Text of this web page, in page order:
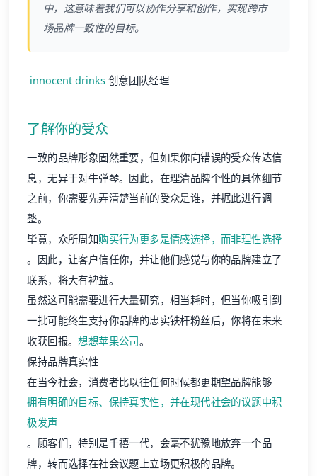
中，这意味着我们可以协作分享和创作，实现跨市
场品牌一致性的目标。
innocent drinks创意团队经理
了解你的受众
一致的品牌形象固然重要，但如果你向错误的受众传达信
息，无异于对牛弹琴。因此，在理清品牌个性的具体细节
之前，你需要先弄清楚当前的受众是谁，并据此进行调
整。
毕竟，众所周知购买行为更多是情感选择，而非理性选择
。因此，让客户信任你，并让他们感觉与你的品牌建立了
联系，将大有裨益。
虽然这可能需要进行大量研究，相当耗时，但当你吸引到
一批可能终生支持你品牌的忠实铁杆粉丝后，你将在未来
收获回报。想想苹果公司。
保持品牌真实性
在当今社会，消费者比以往任何时候都更期望品牌能够
拥有明确的目标、保持真实性，并在现代社会的议题中积
极发声
。顾客们，特别是千禧一代，会毫不犹豫地放弃一个品
牌，转而选择在社会议题上立场更积极的品牌。